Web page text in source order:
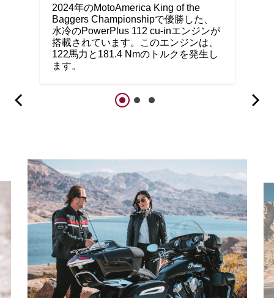
2024年のMotoAmerica King of the
Baggers Championshipで優勝した、
水冷のPowerPlus 112 cu-inエンジンが
搭載されています。このエンジンは、
122馬力と181.4 Nmのトルクを発生し
ます。